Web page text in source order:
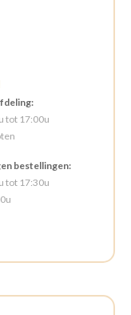
tot 17:00u
bestellingen:
tot 17:30u